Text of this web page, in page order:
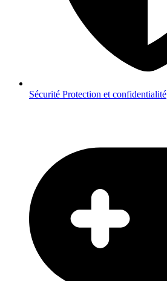
Sécurité Protection et confidentialité